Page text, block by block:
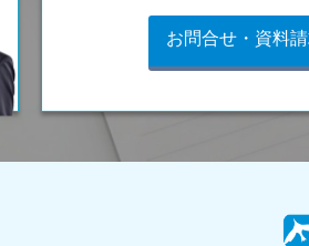
お問合せ・資料